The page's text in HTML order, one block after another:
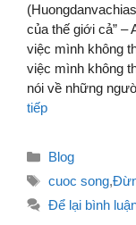
của thế giới cả” –
việc mình không
việc mình không
nói về những
tiếp
Danh
Blog
Thẻ
cuoc song,
Để lại bình